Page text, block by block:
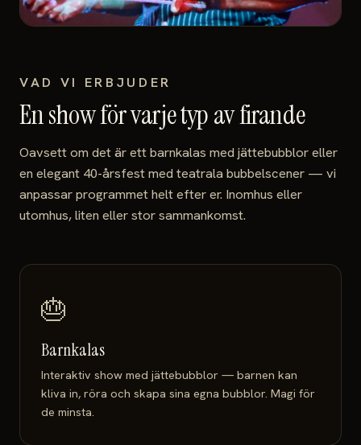
VAD VI ERBJUDER
En show för varje typ av firande
Oavsett om det är ett barnkalas med jättebubblor eller
en elegant 40-årsfest med teatrala bubbelscener — vi
anpassar programmet helt efter er. Inomhus eller
utomhus, liten eller stor sammankomst.
🎂
Barnkalas
Interaktiv show med jättebubblor — barnen kan
kliva in, röra och skapa sina egna bubblor. Magi för
de minsta.